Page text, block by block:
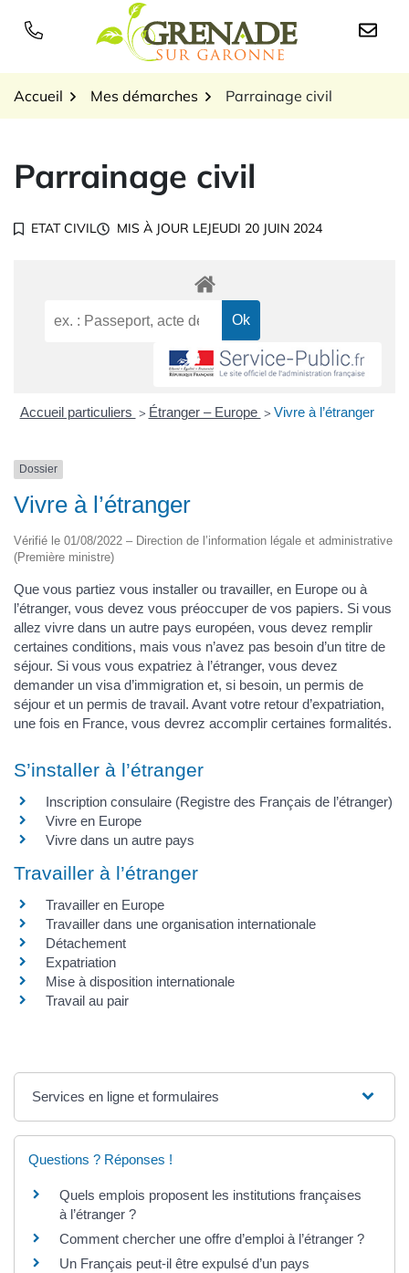
Logo Grenade sur
Accueil Mes démarches Parrainage civil
Parrainage civil
ETAT CIVIL MIS À JOUR LEJEUDI 20 JUIN 2024
Accueil particuliers > Étranger – Europe > Vivre à l’étranger
Dossier
Vivre à l’étranger
Vérifié le 01/08/2022 – Direction de l’information légale et administrative
(Première ministre)
Que vous partiez vous installer ou travailler, en Europe ou à
l’étranger, vous devez vous préoccuper de vos papiers. Si vous
allez vivre dans un autre pays européen, vous devez remplir
certaines conditions, mais vous n’avez pas besoin d’un titre de
séjour. Si vous vous expatriez à l’étranger, vous devez
demander un visa d’immigration et, si besoin, un permis de
séjour et un permis de travail. Avant votre retour d’expatriation,
une fois en France, vous devrez accomplir certaines formalités.
S’installer à l’étranger
Inscription consulaire (Registre des Français de l’étranger)
Vivre en Europe
Vivre dans un autre pays
Travailler à l’étranger
Travailler en Europe
Travailler dans une organisation internationale
Détachement
Expatriation
Mise à disposition internationale
Travail au pair
Services en ligne et formulaires
Questions ? Réponses !
Quels emplois proposent les institutions françaises
à l’étranger ?
Comment chercher une offre d’emploi à l’étranger ?
Un Français peut-il être expulsé d’un pays